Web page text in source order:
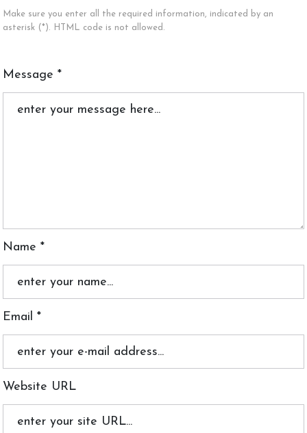
Make sure you enter all the required information, indicated by an
asterisk (*). HTML code is not allowed.
Message *
Name *
Email *
Website URL